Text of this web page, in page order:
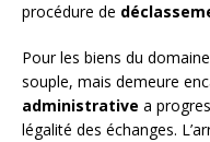
procédure de
Pour les biens du
souple, mais demeure
administrative a
légalité des échanges.